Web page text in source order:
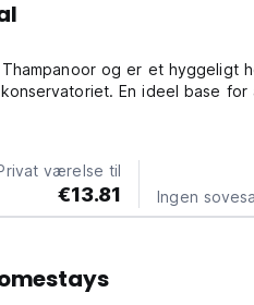
og er et hyggeligt
En ideel base for
værelse til
€13.81 Ingen